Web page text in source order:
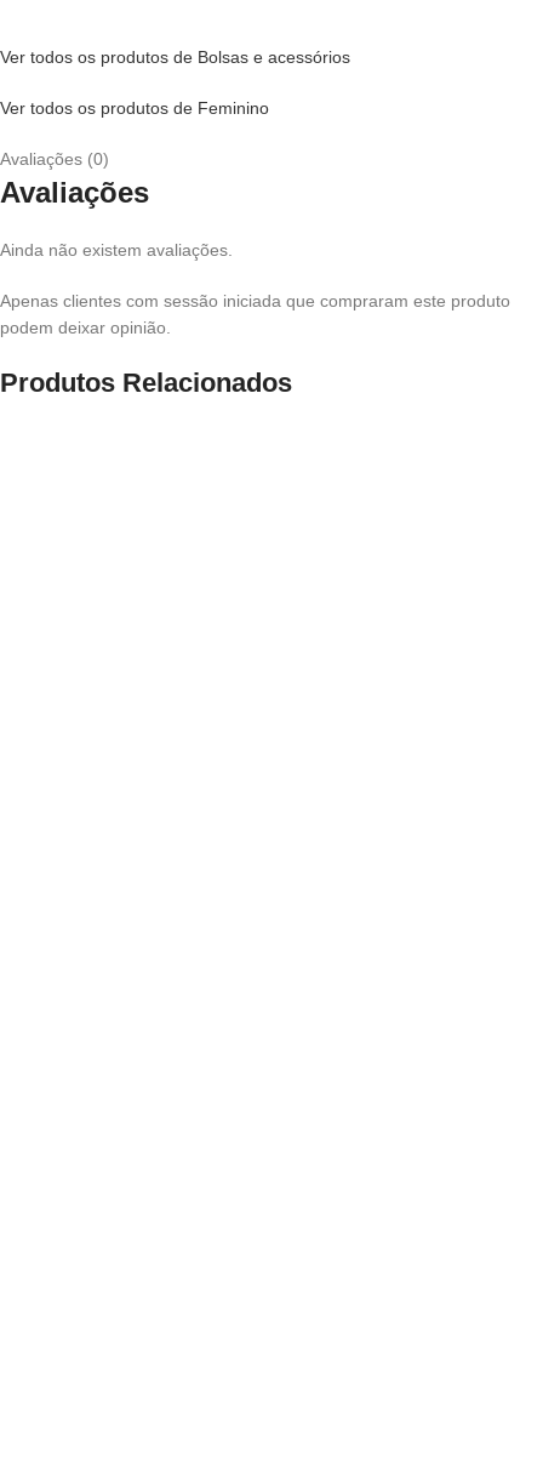
Ver todos os produtos de Bolsas e acessórios
Ver todos os produtos de Feminino
Avaliações (0)
Avaliações
Ainda não existem avaliações.
Apenas clientes com sessão iniciada que compraram este produto
podem deixar opinião.
Produtos Relacionados